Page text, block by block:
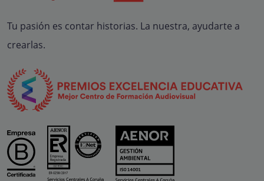
Tu pasión es contar historias. La nuestra, ayudarte a
crearlas.